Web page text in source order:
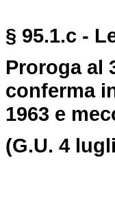
§ 95.1.c -
Proroga al
conferma
1963 e
(G.U. 4